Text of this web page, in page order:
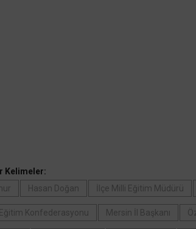
Kelimeler:
Hasan Doğan İlçe Milli Eğitim Müdürü
Konfederasyonu Mersin İl Başkanı